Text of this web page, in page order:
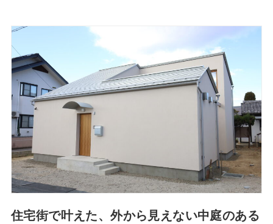
住宅街で叶えた、外から見えない中庭のある